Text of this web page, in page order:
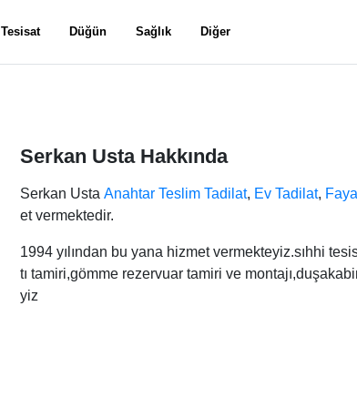
Tesisat Düğün Sağlık Diğer
Serkan Usta Hakkında
Serkan Usta Anahtar Teslim Tadilat, Ev Tadilat,
et vermektedir.
1994 yılından bu yana hizmet vermekteyiz.sıhhi
tı tamiri,gömme rezervuar tamiri ve
yiz